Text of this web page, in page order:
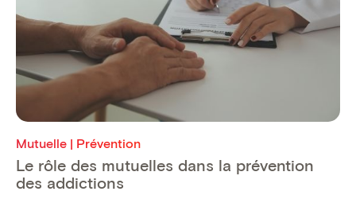
Mutuelle | Prévention
Le rôle des mutuelles dans la prévention
des addictions